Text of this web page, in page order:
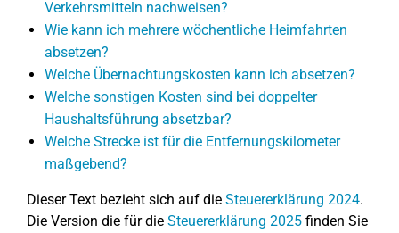
Verkehrsmitteln nachweisen?
Wie kann ich mehrere wöchentliche Heimfahrten
absetzen?
Welche Übernachtungskosten kann ich absetzen?
Welche sonstigen Kosten sind bei doppelter
Haushaltsführung absetzbar?
Welche Strecke ist für die Entfernungskilometer
maßgebend?
Dieser Text bezieht sich auf die Steuererklärung 2024.
Die Version die für die Steuererklärung 2025 finden Sie